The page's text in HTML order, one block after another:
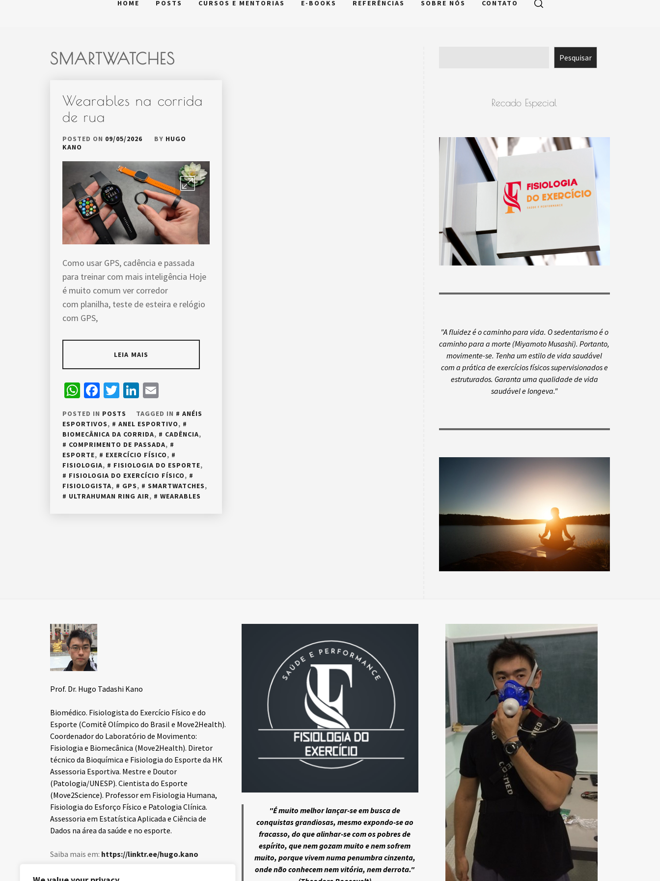
HOME POSTS CURSOS E MENTORIAS E-BOOKS REFERÊNCIAS SOBRE NÓS CONTATO
SMARTWATCHES
Wearables na corrida
de rua
POSTED ON 09/05/2026 BY HUGO
KANO
Como usar GPS, cadência e passada
para treinar com mais inteligência Hoje
é muito comum ver corredor
com planilha, teste de esteira e relógio
com GPS,
LEIA MAIS
WhatsApp
Facebook
TwitterLinkedIn
POSTED IN POSTS TAGGED IN
ANÉIS
ESPORTIVOS, ANEL ESPORTIVO,
BIOMECÂNICA DA CORRIDA, CADÊNCIA,
COMPRIMENTO DE PASSADA,
ESPORTE, EXERCÍCIO FÍSICO,
FISIOLOGIA, FISIOLOGIA DO ESPORTE,
FISIOLOGIA DO EXERCÍCIO FÍSICO,
FISIOLOGISTA, GPS, SMARTWATCHES,
ULTRAHUMAN RING AIR, WEARABLES
Pesquisar
Recado Especial
"A fluidez é o caminho para vida. O sedentarismo é o
caminho para a morte (Miyamoto Musashi). Portanto,
movimente-se. Tenha um estilo de vida saudável
com a prática de exercícios físicos supervisionados e
estruturados. Garanta uma qualidade de vida
saudável e longeva."
Prof. Dr. Hugo Tadashi Kano
Biomédico. Fisiologista do Exercício Físico e do
Esporte (Comitê Olímpico do Brasil e Move2Health).
Coordenador do Laboratório de Movimento:
Fisiologia e Biomecânica (Move2Health). Diretor
técnico da Bioquímica e Fisiologia do Esporte da HK
Assessoria Esportiva. Mestre e Doutor
(Patologia/UNESP). Cientista do Esporte
(Move2Science). Professor em Fisiologia Humana,
Fisiologia do Esforço Físico e Patologia Clínica.
Assessoria em Estatística Aplicada e Ciência de
Dados na área da saúde e no esporte.
Saiba mais em: https://linktr.ee/hugo.kano
SIGAM NOSSAS REDES SOCIAIS:
"É muito melhor lançar-se em busca de
conquistas grandiosas, mesmo expondo-se ao
fracasso, do que alinhar-se com os pobres de
espírito, que nem gozam muito e nem sofrem
muito, porque vivem numa penumbra cinzenta,
onde não conhecem nem vitória, nem derrota."